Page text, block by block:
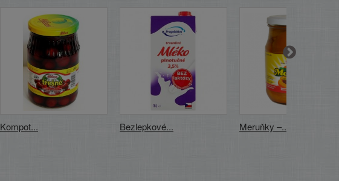
Kompot... Bezlepkové... Meruňky –...